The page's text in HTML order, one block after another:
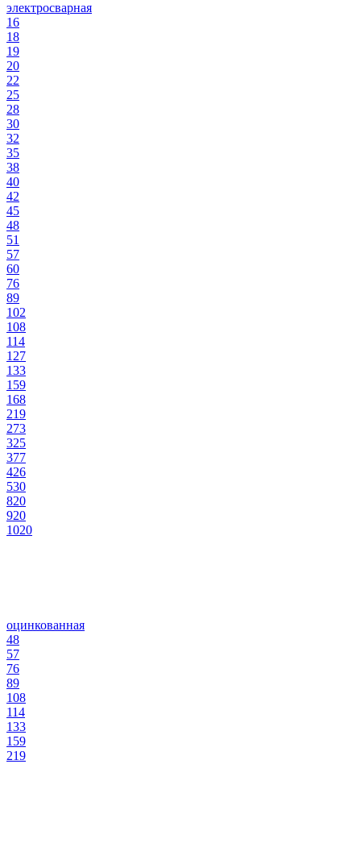
электросварная
16
18
19
20
22
25
28
30
32
35
38
40
42
45
48
51
57
60
76
89
102
108
114
127
133
159
168
219
273
325
377
426
530
820
920
1020
оцинкованная
48
57
76
89
108
114
133
159
219